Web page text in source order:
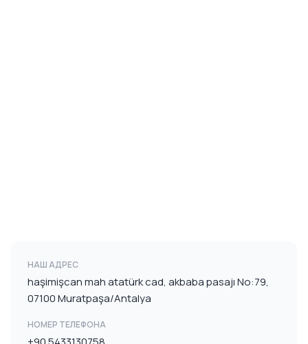
НАШ АДРЕС
haşimişcan mah atatürk cad, akbaba pasajı No:79,
07100 Muratpaşa/Antalya
НОМЕР ТЕЛЕФОНА